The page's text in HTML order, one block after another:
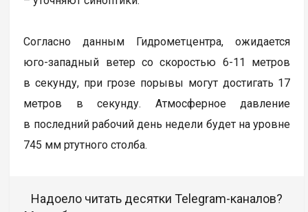
Согласно данным Гидрометцентра, ожидается
юго-западный ветер со скоростью 6-11 метров
в секунду, при грозе порывы могут достигать 17
метров в секунду. Атмосферное давление
в последний рабочий день недели будет на уровне
745 мм ртутного столба.
Надоело читать десятки Telegram-каналов?